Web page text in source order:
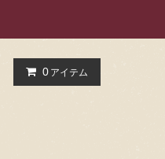
0 アイテム